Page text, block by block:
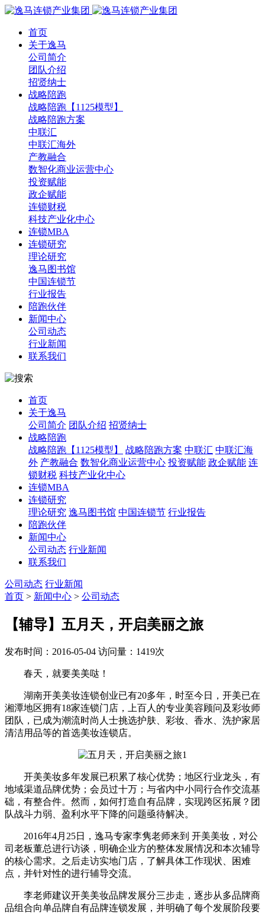
首页
关于逸马
公司简介
团队介绍
招贤纳士
战略陪跑
战略陪跑【1125模型】
战略陪跑方案
中联汇
中联汇海外
产教融合
数智化商业运营中心
投资赋能
政企赋能
连锁财税
科技产业化中心
连锁MBA
连锁研究
理论研究
逸马图书馆
中国连锁节
行业报告
陪跑伙伴
新闻中心
公司动态
行业新闻
联系我们
首页
关于逸马
公司简介 团队介绍 招贤纳士
战略陪跑
战略陪跑【1125模型】
战略陪跑方案 中联汇 中联汇海
外 产教融合 数智化商业运营中心 投资赋能 政企赋能 连
锁财税 科技产业化中心
连锁MBA
连锁研究
理论研究 逸马图书馆 中国连锁节 行业报告
陪跑伙伴
新闻中心
公司动态 行业新闻
联系我们
公司动态 行业新闻
首页 > 新闻中心 > 公司动态
【辅导】五月天，开启美丽之旅
发布时间：2016-05-04 访问量：1419次
春天，就要美美哒！
湖南开美美妆连锁创业已有20多年，时至今日，开美已在
湘潭地区拥有18家连锁门店，上百人的专业美容顾问及彩妆师
团队，已成为潮流时尚人士挑选护肤、彩妆、香水、洗护家居
清洁用品等的首选美妆连锁店。
开美美妆多年发展已积累了核心优势；地区行业龙头，有
地域渠道品牌优势；会员过十万；与省内中小同行合作交流基
础，有整合件。然而，如何打造自有品牌，实现跨区拓展？团
队战斗力弱、盈利水平下降的问题亟待解决。
2016年4月25日，逸马专家李隽老师来到 开美美妆，对公
司老板董总进行访谈，明确企业方的整体发展情况和本次辅导
的核心需求。之后走访实地门店，了解具体工作现状、困难
点，并针对性的进行辅导交流。
李老师建议开美美妆品牌发展分三步走，逐步从多品牌商
品组合向单品牌自有品牌连锁发展，并明确了每个发展阶段要